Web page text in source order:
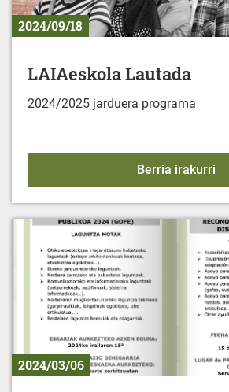
2024/09/18
LAIAeskola Lautada
2024/2025 jarduera programa
Berria irakurri
2024/03/06